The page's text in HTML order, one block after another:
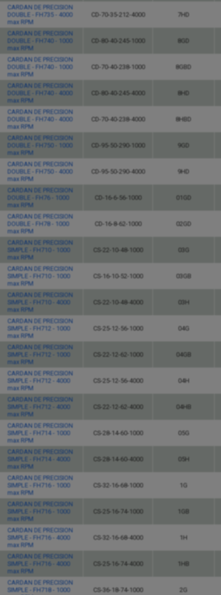
CARDAN DE PRECISION
DOUBLE - FH735 - 4000
max RPM
CD-70-35-212-4000 7HD
CARDAN DE PRECISION
DOUBLE - FH740 - 1000
max RPM
CD-80-40-245-1000 8GD
CARDAN DE PRECISION
DOUBLE - FH740 - 1000
max RPM
CD-70-40-238-1000 8GBD
CARDAN DE PRECISION
DOUBLE - FH740 - 4000
max RPM
CD-80-40-245-4000 8HD
CARDAN DE PRECISION
DOUBLE - FH740 - 4000
max RPM
CD-70-40-238-4000 8HBD
CARDAN DE PRECISION
DOUBLE - FH750 - 1000
max RPM
CD-95-50-290-1000 9GD
CARDAN DE PRECISION
DOUBLE - FH750 - 4000
max RPM
CD-95-50-290-4000 9HD
CARDAN DE PRECISION
DOUBLE - FH76 - 1000
max RPM
CD-16-6-56-1000 01GD
CARDAN DE PRECISION
DOUBLE - FH78 - 1000
max RPM
CD-16-8-62-1000 02GD
CARDAN DE PRECISION
SIMPLE - FH710 - 1000
max RPM
CS-22-10-48-1000 03G
CARDAN DE PRECISION
SIMPLE - FH710 - 1000
max RPM
CS-16-10-52-1000 03GB
CARDAN DE PRECISION
SIMPLE - FH710 - 4000
max RPM
CS-22-10-48-4000 03H
CARDAN DE PRECISION
SIMPLE - FH712 - 1000
max RPM
CS-25-12-56-1000 04G
CARDAN DE PRECISION
SIMPLE - FH712 - 1000
max RPM
CS-22-12-62-1000 04GB
CARDAN DE PRECISION
SIMPLE - FH712 - 4000
max RPM
CS-25-12-56-4000 04H
CARDAN DE PRECISION
SIMPLE - FH712 - 4000
max RPM
CS-22-12-62-4000 04HB
CARDAN DE PRECISION
SIMPLE - FH714 - 1000
max RPM
CS-28-14-60-1000 05G
CARDAN DE PRECISION
SIMPLE - FH714 - 4000
max RPM
CS-28-14-60-4000 05H
CARDAN DE PRECISION
SIMPLE - FH716 - 1000
max RPM
CS-32-16-68-1000 1G
CARDAN DE PRECISION
SIMPLE - FH716 - 1000
max RPM
CS-25-16-74-1000 1GB
CARDAN DE PRECISION
SIMPLE - FH716 - 4000
max RPM
CS-32-16-68-4000 1H
CARDAN DE PRECISION
SIMPLE - FH716 - 4000
max RPM
CS-25-16-74-4000 1HB
CARDAN DE PRECISION
SIMPLE - FH718 - 1000
CS-36-18-74-1000 2G